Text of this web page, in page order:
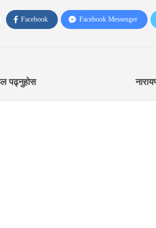
Facebook Facebook Messenger
पढ्नुहोस